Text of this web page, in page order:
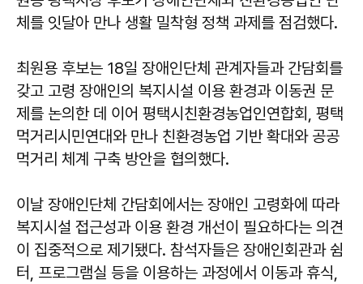
체를 잇달아 만나 생활 밀착형 정책 과제를 점검했다.
최원용 후보는 18일 장애인단체 관계자들과 간담회를
갖고 고령 장애인의 복지시설 이용 환경과 이동권 문
제를 논의한 데 이어 평택시친환경농업인연합회, 평택
먹거리시민연대와 만나 친환경농업 기반 확대와 공공
먹거리 체계 구축 방안을 협의했다.
이날 장애인단체 간담회에서는 장애인 고령화에 따라
복지시설 접근성과 이용 환경 개선이 필요하다는 의견
이 집중적으로 제기됐다. 참석자들은 장애인회관과 쉼
터, 프로그램실 등을 이용하는 과정에서 이동과 휴식,